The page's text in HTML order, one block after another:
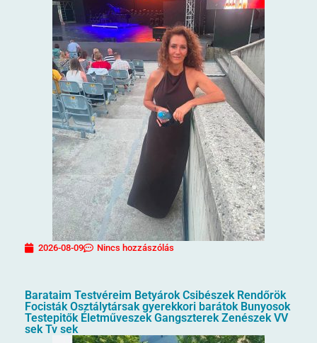
2026-08-09 Nincs hozzászólás
Barataim Testvéreim Betyárok Csibészek Rendőrök
Focisták Osztálytársak gyerekkori barátok Bunyosok
Testepitők Életműveszek Gangszterek Zenészek VV
sek Tv sek